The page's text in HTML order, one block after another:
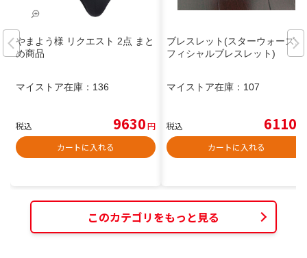
やまよう様 リクエスト 2点 まと
め商品
マイストア在庫： 136
税込 9630円
カートに入れる
ブレスレット(スターウォーズオ
フィシャルブレスレット)
マイストア在庫： 107
税込 6110
カートに入れる
このカテゴリをもっと見る